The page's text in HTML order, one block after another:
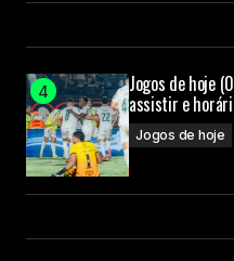
Jogos de hoje
assistir e
Jogos de hoje